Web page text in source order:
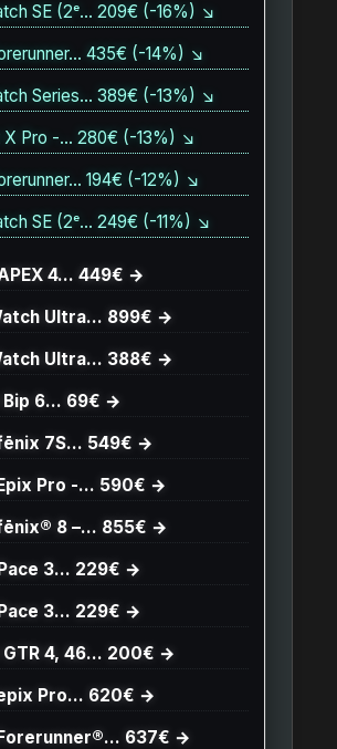
SE (2ᵉ… 209€ (-16%) ↘
435€ (-14%) ↘
Series… 389€ (-13%) ↘
X Pro -… 280€ (-13%) ↘
194€ (-12%) ↘
SE (2ᵉ… 249€ (-11%) ↘
4… 449€ →
Ultra… 899€ →
Ultra… 388€ →
6… 69€ →
7S… 549€ →
Pro -… 590€ →
8 –… 855€ →
Pace 3… 229€ →
Pace 3… 229€ →
4, 46… 200€ →
Pro… 620€ →
637€ →